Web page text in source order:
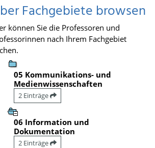
Fachgebiete browsen
können Sie die Professoren und
nach Ihrem Fachgebiet
05 Kommunikations- und
Medienwissenschaften
2 Einträge
06 Information und
Dokumentation
2 Einträge